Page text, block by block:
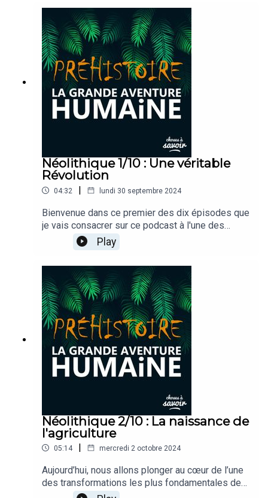
Néolithique 1/10 : Une véritable
Révolution
04:32 | lundi 30 septembre 2024
Bienvenue dans ce premier des dix épisodes que
je vais consacrer sur ce podcast à l'une des
périodes les plus fascinantes de l'histoire
humaine : le Néolithique, qui désigne littéralement
allons plonger ensemble dans les origines de
cette période révolutionnaire, une époque qui a
complètement transformé notre façon de vivre,
de penser et d’interagir avec le monde, et qui
marque une rupture fondamentale dans l’histoire
de l’humanité...
Play
Néolithique 2/10 : La naissance de
l'agriculture
05:14 | mercredi 2 octobre 2024
Aujourd’hui, nous allons plonger au cœur de l’une
des transformations les plus fondamentales de
cette période : la révolution agricole. Comment